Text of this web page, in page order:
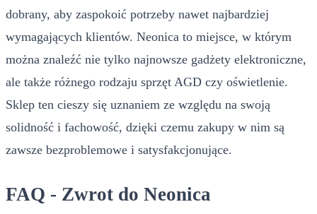
dobrany, aby zaspokoić potrzeby nawet najbardziej
wymagających klientów. Neonica to miejsce, w którym
można znaleźć nie tylko najnowsze gadżety elektroniczne,
ale także różnego rodzaju sprzęt AGD czy oświetlenie.
Sklep ten cieszy się uznaniem ze względu na swoją
solidność i fachowość, dzięki czemu zakupy w nim są
zawsze bezproblemowe i satysfakcjonujące.
FAQ - Zwrot do Neonica